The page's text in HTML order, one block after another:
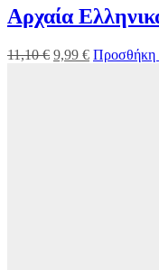
Αρχαία
11,10€ 9,99 € Προσθήκη